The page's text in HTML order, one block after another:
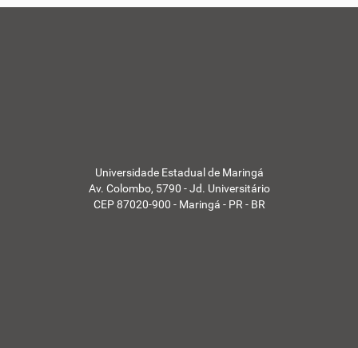
Universidade Estadual de Maringá
Av. Colombo, 5790 - Jd. Universitário
CEP 87020-900 - Maringá - PR - BR